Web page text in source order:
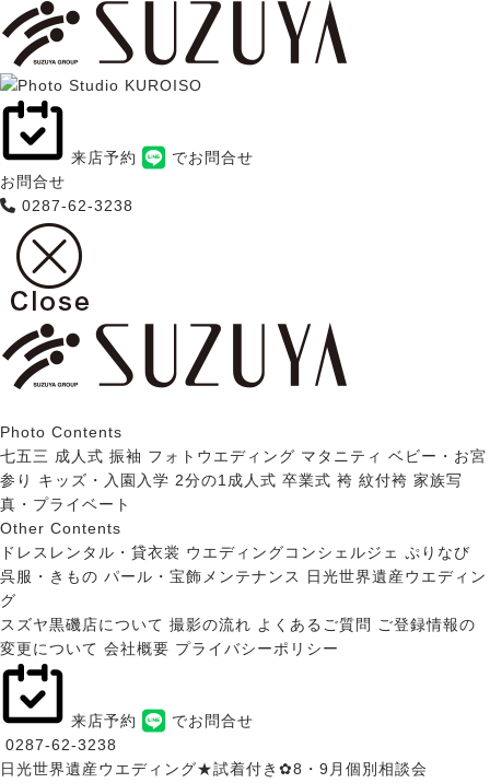
来店予約
でお問合せ
お問合せ
0287-62-3238
Photo Contents
七五三 成人式 振袖 フォトウエディング マタニティ ベビー・お宮
参り
キッズ・入園入学 2分の1成人式 卒業式 袴 紋付袴 家族写
真・プライベート
Other Contents
ドレスレンタル・貸衣裳 ウエディングコンシェルジェ ぷりなび
呉服・きもの パール・宝飾メンテナンス
日光世界遺産ウエディン
グ
スズヤ黒磯店について 撮影の流れ よくあるご質問
ご登録情報の
変更について 会社概要 プライバシーポリシー
来店予約
でお問合せ
0287-62-3238
日光世界遺産ウエディング★試着付き✿8・9月個別相談会